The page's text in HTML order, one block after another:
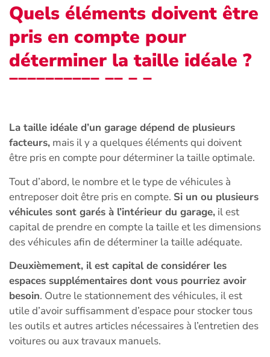
Quels éléments doivent être
pris en compte pour
déterminer la taille idéale ?
La taille idéale d’un garage dépend de plusieurs
facteurs, mais il y a quelques éléments qui doivent
être pris en compte pour déterminer la taille optimale.
Tout d’abord, le nombre et le type de véhicules à
entreposer doit être pris en compte. Si un ou plusieurs
véhicules sont garés à l’intérieur du garage, il est
capital de prendre en compte la taille et les dimensions
des véhicules afin de déterminer la taille adéquate.
Deuxièmement, il est capital de considérer les
espaces supplémentaires dont vous pourriez avoir
besoin. Outre le stationnement des véhicules, il est
utile d’avoir suffisamment d’espace pour stocker tous
les outils et autres articles nécessaires à l’entretien des
voitures ou aux travaux manuels.